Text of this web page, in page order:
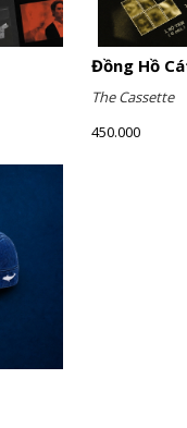
Đồng Hồ
The Cassette
450.000